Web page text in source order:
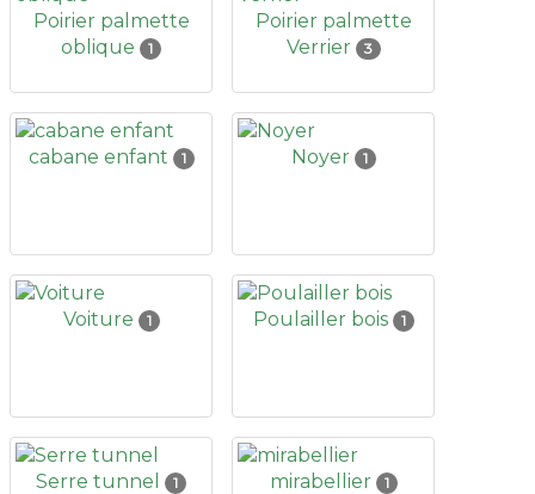
Poirier palmette
oblique
1
Poirier palmette
Verrier
3
cabane enfant 1 Noyer 1
Voiture 1 Poulailler bois 1
Serre tunnel 1 mirabellier 1